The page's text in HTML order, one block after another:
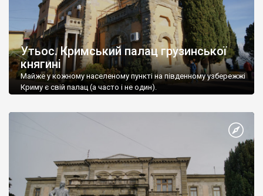
Утьос. Кримський палац грузинської
княгині
Майже у кожному населеному пункті на південному узбережжі
Криму є свій палац (а часто і не один).